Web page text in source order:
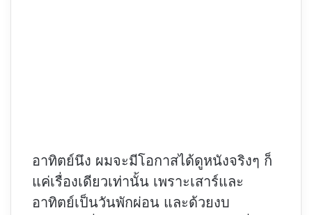
อาทิตย์นึง ผมจะมีโอกาสได้ดูหนังจริงๆ ก็
แค่เรื่องเดียวเท่านั้น เพราะเสาร์และ
อาทิตย์เป็นวันพักผ่อน และด้วยงบ